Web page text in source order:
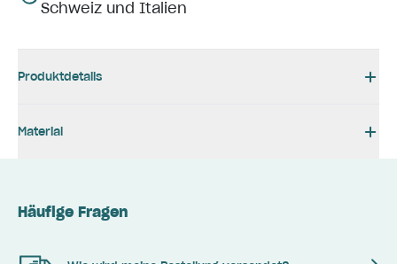
Schweiz und Italien
Produktdetails
Material
Häufige Fragen